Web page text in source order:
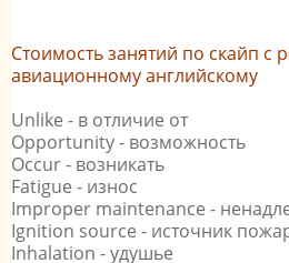
Стоимость занятий по скайп с
авиационному английскому
Unlike - в отличие от
Opportunity - возможность
Occur - возникать
Fatigue - износ
Improper maintenance -
Ignition source - источник
Inhalation -удушье